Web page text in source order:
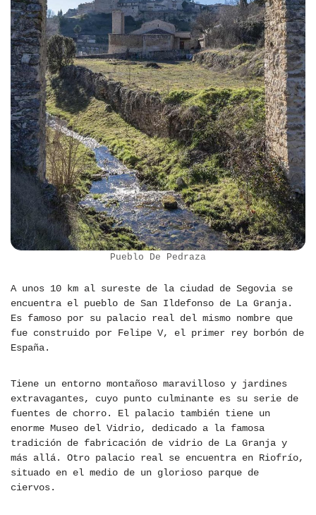
Pueblo De Pedraza
A unos 10 km al sureste de la ciudad de Segovia se
encuentra el pueblo de San Ildefonso de La Granja.
Es famoso por su palacio real del mismo nombre que
fue construido por Felipe V, el primer rey borbón de
España.
Tiene un entorno montañoso maravilloso y jardines
extravagantes, cuyo punto culminante es su serie de
fuentes de chorro. El palacio también tiene un
enorme Museo del Vidrio, dedicado a la famosa
tradición de fabricación de vidrio de La Granja y
más allá. Otro palacio real se encuentra en Riofrío,
situado en el medio de un glorioso parque de
ciervos.